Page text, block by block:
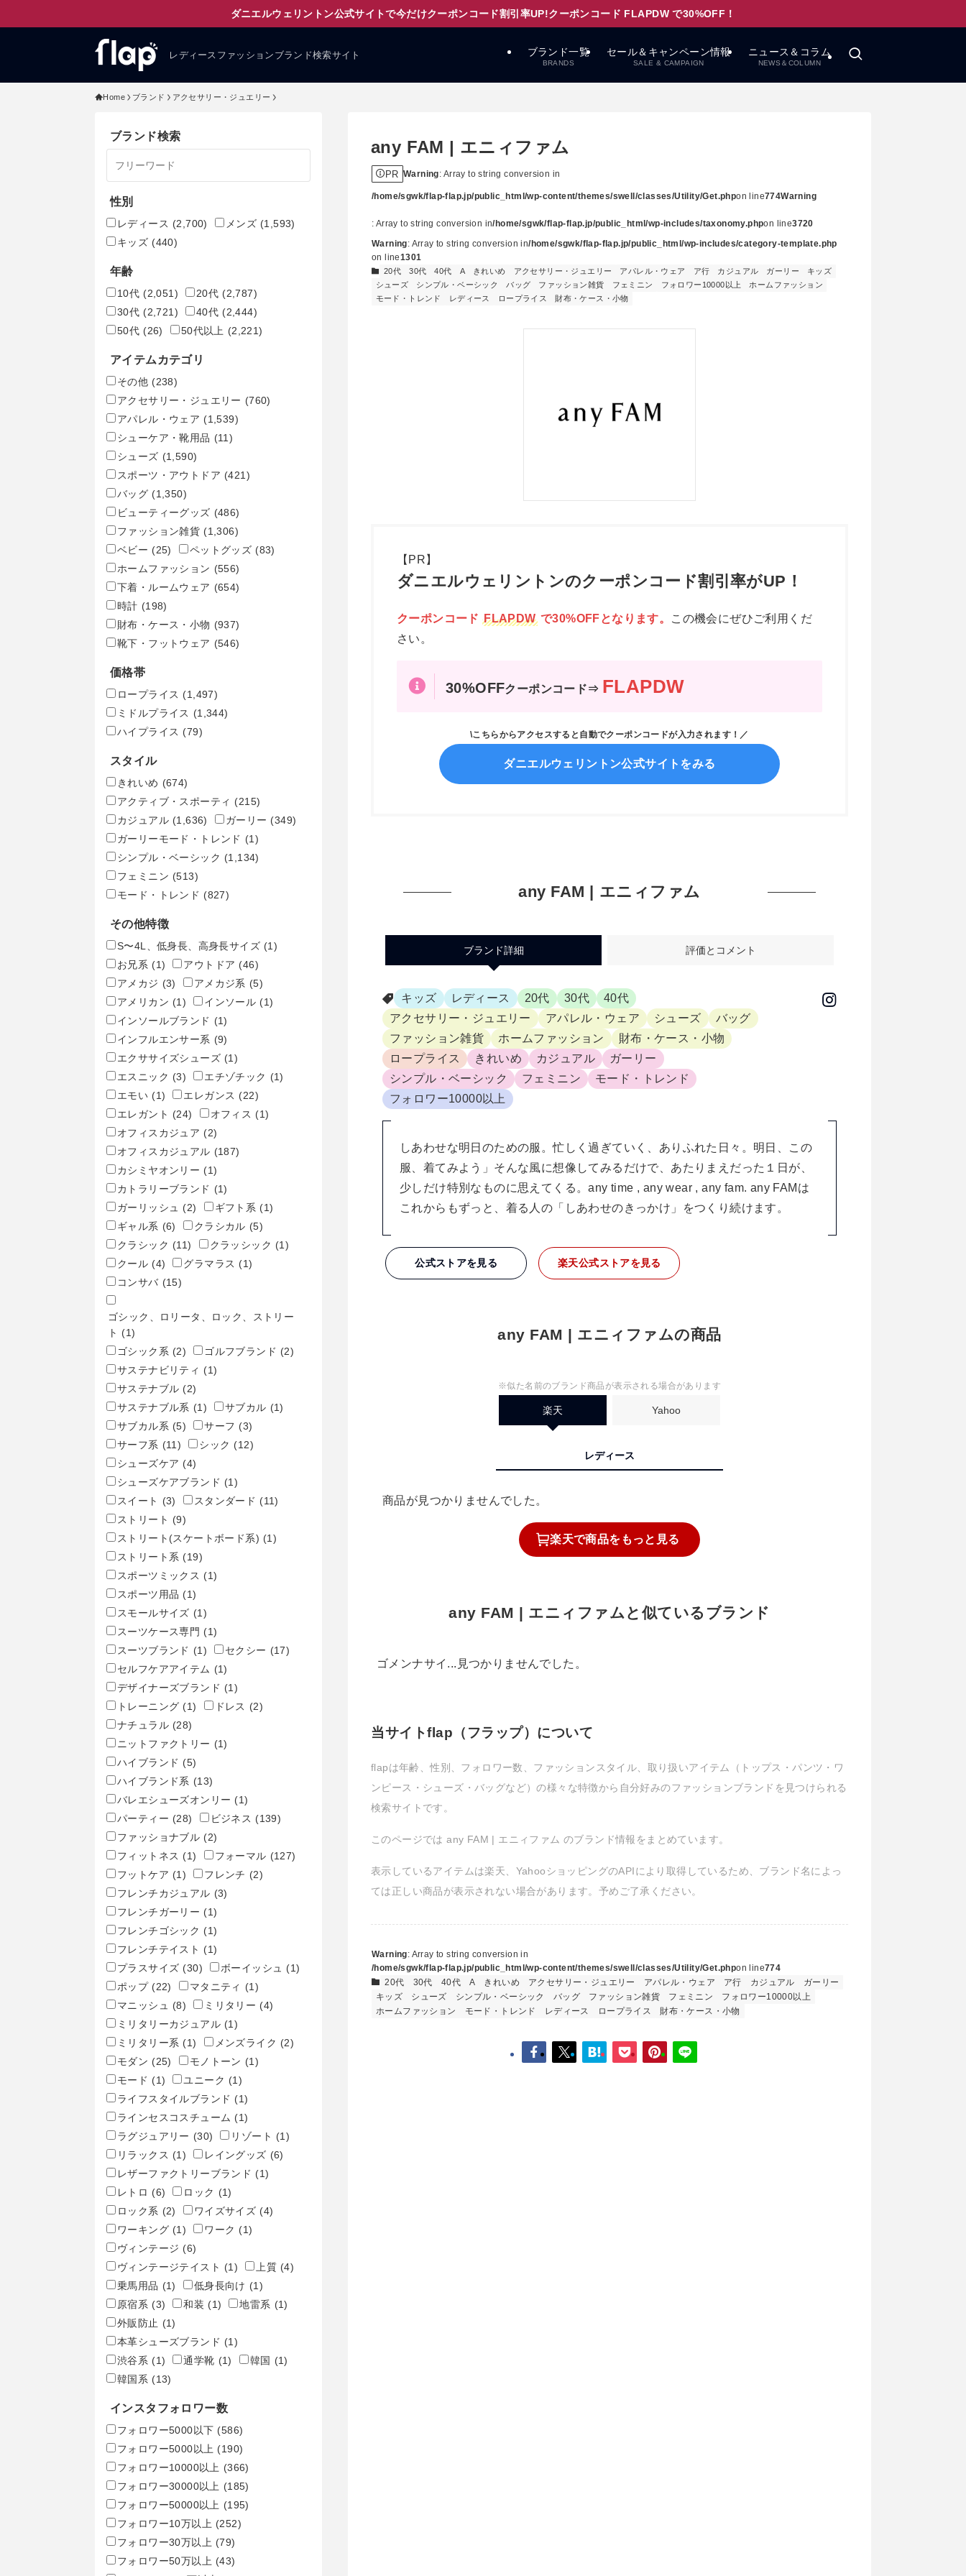
ダニエルウェリントン公式サイトで今だけクーポンコード割引率UP!クーポンコード FLAPDW で30%OFF！
レディースファッションブランド検索サイト ブランド一覧
BRANDS
セール＆キャンペーン情報
SALE & CAMPAIGN
ニュース＆コラム
NEWS＆COLUMN
Home ブランド アクセサリー・ジュエリー
any FAM | エニィファム
PR Warning: Array to string conversion in
/home/sgwk/flap-flap.jp/public_html/wp-content/themes/swell/classes/Utility/Get.phpon line774Warning
: Array to string conversion in/home/sgwk/flap-flap.jp/public_html/wp-includes/taxonomy.phpon line3720
Warning: Array to string conversion in/home/sgwk/flap-flap.jp/public_html/wp-includes/category-template.php
on line1301
20代 30代 40代 A きれいめ アクセサリー・ジュエリー アパレル・ウェア ア行 カジュアル ガーリー
キッズ
シューズ
シンプル・ベーシック バッグ ファッション雑貨 フェミニン フォロワー10000以上
ホームファッション
モード・トレンド
レディース ロープライス 財布・ケース・小物
【PR】
ダニエルウェリントンのクーポンコード割引率がUP！
クーポンコードFLAPDWで30%OFFとなります。
この機会にぜひご利用くだ
さい。
30%OFFクーポンコード⇒ FLAPDW
\こちらからアクセスすると自動でクーポンコードが入力されます！／
ダニエルウェリントン公式サイトをみる
any FAM | エニィファム
ブランド詳細 評価とコメント
キッズ レディース 20代 30代
40代
アクセサリー・ジュエリー
アパレル・ウェア シューズ
バッグ
ファッション雑貨
ホームファッション
財布・ケース・小物
ロープライス
きれいめ カジュアル
ガーリー
シンプル・ベーシック
フェミニン
モード・トレンド
フォロワー10000以上
しあわせな明日のための服。忙しく過ぎていく、ありふれた日々。明日、この
服、着てみよう」そんな風に想像してみるだけで、あたりまえだった１日が、
少しだけ特別なものに思えてくる。any time , any wear , any fam. any FAMは
これからもずっと、着る人の「しあわせのきっかけ」をつくり続けます。
公式ストアを見る 楽天公式ストアを見る
any FAM | エニィファムの商品
※似た名前のブランド商品が表示される場合があります
楽天 Yahoo
レディース
商品が見つかりませんでした。
楽天で商品を もっと見る
any FAM | エニィファムと似ているブランド
ゴメンナサイ...見つかりませんでした。
当サイトflap（フラップ）について
flapは年齢、性別、フォロワー数、ファッションスタイル、取り扱いアイテム（トップス・パンツ・ワ
ンピース・シューズ・バッグなど）の様々な特徴から自分好みのファッションブランドを見つけられる
検索サイトです。
このページでは any FAM | エニィファム のブランド情報をまとめています。
表示しているアイテムは楽天、YahooショッピングのAPIにより取得しているため、ブランド名によっ
ては正しい商品が表示されない場合があります。予めご了承ください。
Warning: Array to string conversion in
/home/sgwk/flap-flap.jp/public_html/wp-content/themes/swell/classes/Utility/Get.phpon line774
20代
30代 40代 A きれいめ アクセサリー・ジュエリー アパレル・ウェア ア行 カジュアル
ガーリー
キッズ
シューズ シンプル・ベーシック バッグ ファッション雑貨 フェミニン
フォロワー10000以上
ホームファッション
モード・トレンド レディース ロープライス 財布・ケース・小物
ブランド検索
性別
レディース (2,700) メンズ (1,593)
キッズ (440)
年齢
10代 (2,051) 20代 (2,787)
30代 (2,721) 40代 (2,444)
50代 (26) 50代以上 (2,221)
アイテムカテゴリ
その他 (238)
アクセサリー・ジュエリー (760)
アパレル・ウェア (1,539)
シューケア・靴用品 (11)
シューズ (1,590)
スポーツ・アウトドア (421)
バッグ (1,350)
ビューティーグッズ (486)
ファッション雑貨 (1,306)
ベビー (25) ペットグッズ (83)
ホームファッション (556)
下着・ルームウェア (654)
時計 (198)
財布・ケース・小物 (937)
靴下・フットウェア (546)
価格帯
ロープライス (1,497)
ミドルプライス (1,344)
ハイプライス (79)
スタイル
きれいめ (674)
アクティブ・スポーティ (215)
カジュアル (1,636) ガーリー (349)
ガーリーモード・トレンド (1)
シンプル・ベーシック (1,134)
フェミニン (513)
モード・トレンド (827)
その他特徴
S〜4L、低身長、高身長サイズ (1)
お兄系 (1) アウトドア (46)
アメカジ (3) アメカジ系 (5)
アメリカン (1) インソール (1)
インソールブランド (1)
インフルエンサー系 (9)
エクササイズシューズ (1)
エスニック (3) エチゾチック (1)
エモい (1) エレガンス (22)
エレガント (24) オフィス (1)
オフィスカジュア (2)
オフィスカジュアル (187)
カシミヤオンリー (1)
カトラリーブランド (1)
ガーリッシュ (2) ギフト系 (1)
ギャル系 (6) クラシカル (5)
クラシック (11) クラッシック (1)
クール (4) グラマラス (1)
コンサバ (15)
ゴシック、ロリータ、ロック、ストリー
ト (1)
ゴシック系 (2) ゴルフブランド (2)
サステナビリティ (1)
サステナブル (2)
サステナブル系 (1) サブカル (1)
サブカル系 (5) サーフ (3)
サーフ系 (11) シック (12)
シューズケア (4)
シューズケアブランド (1)
スイート
(3) スタンダード (11)
ストリート (9)
ストリート(スケートボード系) (1)
ストリート系 (19)
スポーツミックス (1)
スポーツ用品 (1)
スモールサイズ (1)
スーツケース専門 (1)
スーツブランド (1) セクシー (17)
セルフケアアイテム (1)
デザイナーズブランド (1)
トレーニング (1) ドレス (2)
ナチュラル (28)
ニットファクトリー (1)
ハイブランド (5)
ハイブランド系 (13)
バレエシューズオンリー (1)
パーティー (28) ビジネス (139)
ファッショナブル (2)
フィットネス (1) フォーマル (127)
フットケア (1) フレンチ (2)
フレンチカジュアル (3)
フレンチガーリー (1)
フレンチゴシック (1)
フレンチテイスト (1)
プラスサイズ (30) ボーイッシュ (1)
ポップ (22) マタニティ
(1)
マニッシュ (8) ミリタリー (4)
ミリタリーカジュアル (1)
ミリタリー系 (1) メンズライク (2)
モダン (25) モノトーン (1)
モード (1) ユニーク (1)
ライフスタイルブランド (1)
ラインセスコスチューム (1)
ラグジュアリー (30) リゾート (1)
リラックス (1) レイングッズ (6)
レザーファクトリーブランド (1)
レトロ (6) ロック (1)
ロック系 (2) ワイズサイズ (4)
ワーキング (1) ワーク (1)
ヴィンテージ (6)
ヴィンテージテイスト (1) 上質 (4)
乗馬用品 (1) 低身長向け (1)
原宿系 (3) 和装 (1) 地雷系 (1)
外販防止 (1)
本革シューズブランド (1)
渋谷系 (1) 通学靴 (1) 韓国 (1)
韓国系 (13)
インスタフォロワー数
フォロワー5000以下 (586)
フォロワー5000以上 (190)
フォロワー10000以上 (366)
フォロワー30000以上 (185)
フォロワー50000以上 (195)
フォロワー10万以上 (252)
フォロワー30万以上 (79)
フォロワー50万以上 (43)